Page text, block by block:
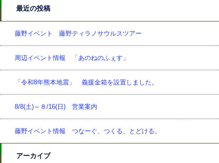
最近の投稿
藤野イベント 藤野ティラノサウルスツアー
周辺イベント情報 「あのねのふぇす」
「令和8年熊本地震」 義援金箱を設置しました。
8/8(土)～８/16(日) 営業案内
藤野イベント情報 つなーぐ、つくる、とどける。
アーカイブ